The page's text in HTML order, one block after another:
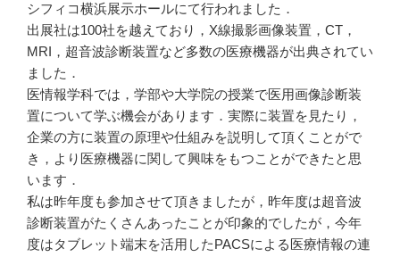
シフィコ横浜展示ホールにて行われました．
出展社は100社を越えており，X線撮影画像装置，CT，
MRI，超音波診断装置など多数の医療機器が出典されてい
ました．
医情報学科では，学部や大学院の授業で医用画像診断装
置について学ぶ機会があります．実際に装置を見たり，
企業の方に装置の原理や仕組みを説明して頂くことがで
き，より医療機器に関して興味をもつことができたと思
います．
私は昨年度も参加させて頂きましたが，昨年度は超音波
診断装置がたくさんあったことが印象的でしたが，今年
度はタブレット端末を活用したPACSによる医療情報の連